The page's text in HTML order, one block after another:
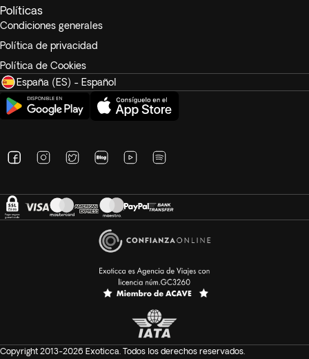
Políticas
Condiciones generales
Política de privacidad
Política de Cookies
España (ES) - Español
Copyright 2013-2026 Exoticca. Todos los derechos reservados.